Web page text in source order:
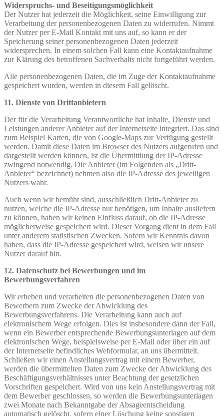
Widerspruchs- und Beseitigungsmöglichkeit
Der Nutzer hat jederzeit die Möglichkeit, seine Einwilligung zur
Verarbeitung der personenbezogenen Daten zu widerrufen. Nimmt
der Nutzer per E-Mail Kontakt mit uns auf, so kann er der
Speicherung seiner personenbezogenen Daten jederzeit
widersprechen. In einem solchen Fall kann eine Kontaktaufnahme
zur Klärung des betroffenen Sachverhalts nicht fortgeführt werden.
Alle personenbezogenen Daten, die im Zuge der Kontaktaufnahme
gespeichert wurden, werden in diesem Fall gelöscht.
11. Dienste von Drittanbietern
Der für die Verarbeitung Verantwortliche hat Inhalte, Dienste und
Leistungen anderer Anbieter auf der Internetseite integriert. Das sind
zum Beispiel Karten, die von Google-Maps zur Verfügung gestellt
werden. Damit diese Daten im Browser des Nutzers aufgerufen und
dargestellt werden können, ist die Übermittlung der IP-Adresse
zwingend notwendig. Die Anbieter (im Folgenden als „Dritt-
Anbieter“ bezeichnet) nehmen also die IP-Adresse des jeweiligen
Nutzers wahr.
Auch wenn wir bemüht sind, ausschließlich Dritt-Anbieter zu
nutzen, welche die IP-Adresse nur benötigen, um Inhalte ausliefern
zu können, haben wir keinen Einfluss darauf, ob die IP-Adresse
möglicherweise gespeichert wird. Dieser Vorgang dient in dem Fall
unter anderem statistischen Zwecken. Sofern wir Kenntnis davon
haben, dass die IP-Adresse gespeichert wird, weisen wir unsere
Nutzer darauf hin.
12. Datenschutz bei Bewerbungen und im
Bewerbungsverfahren
Wir erheben und verarbeiten die personenbezogenen Daten von
Bewerbern zum Zwecke der Abwicklung des
Bewerbungsverfahrens. Die Verarbeitung kann auch auf
elektronischem Wege erfolgen. Dies ist insbesondere dann der Fall,
wenn ein Bewerber entsprechende Bewerbungsunterlagen auf dem
elektronischen Wege, beispielsweise per E-Mail oder über ein auf
der Internetseite befindliches Webformular, an uns übermittelt.
Schließen wir einen Anstellungsvertrag mit einem Bewerber,
werden die übermittelten Daten zum Zwecke der Abwicklung des
Beschäftigungsverhältnisses unter Beachtung der gesetzlichen
Vorschriften gespeichert. Wird von uns kein Anstellungsvertrag mit
dem Bewerber geschlossen, so werden die Bewerbungsunterlagen
zwei Monate nach Bekanntgabe der Absageentscheidung
automatisch gelöscht, sofern einer Löschung keine sonstigen